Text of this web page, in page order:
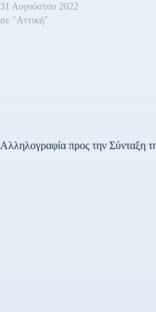
31 Αυγούστου 2022
σε "Αττική"
Αλληλογραφία προς την Σύνταξη